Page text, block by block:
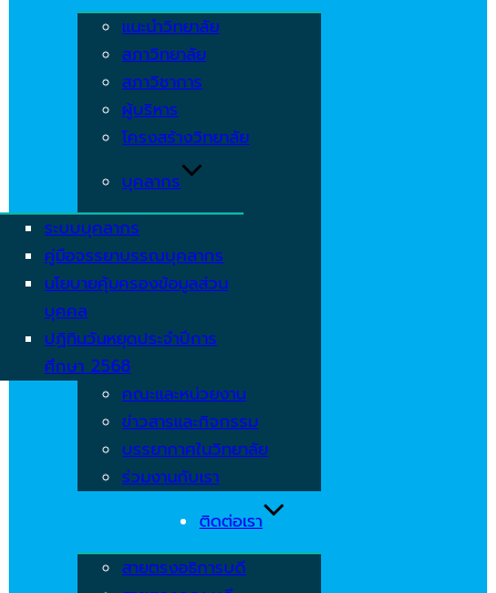
แนะนำวิทยาลัย
สภาวิทยาลัย
สภาวิชาการ
ผู้บริหาร
โครงสร้างวิทยาลัย
บุคลากร
ระบบบุคลากร
คู่มือจรรยาบรรณบุคลากร
นโยบายคุ้มครองข้อมูลส่วน
บุคคล
ปฏิทินวันหยุดประจำปีการ
ศึกษา 2568
คณะและหน่วยงาน
ข่าวสารและกิจกรรม
บรรยากาศในวิทยาลัย
ร่วมงานกับเรา
ติดต่อเรา
สายตรงอธิการบดี